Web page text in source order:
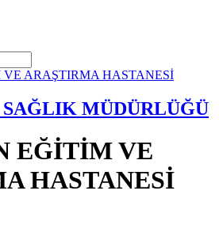
MÜDÜRLÜĞÜ
EĞİTİM VE
HASTANESİ